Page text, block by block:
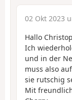
02 Okt 2023
Hallo
Ich
und in der
muss also
sie rutschig
Mit